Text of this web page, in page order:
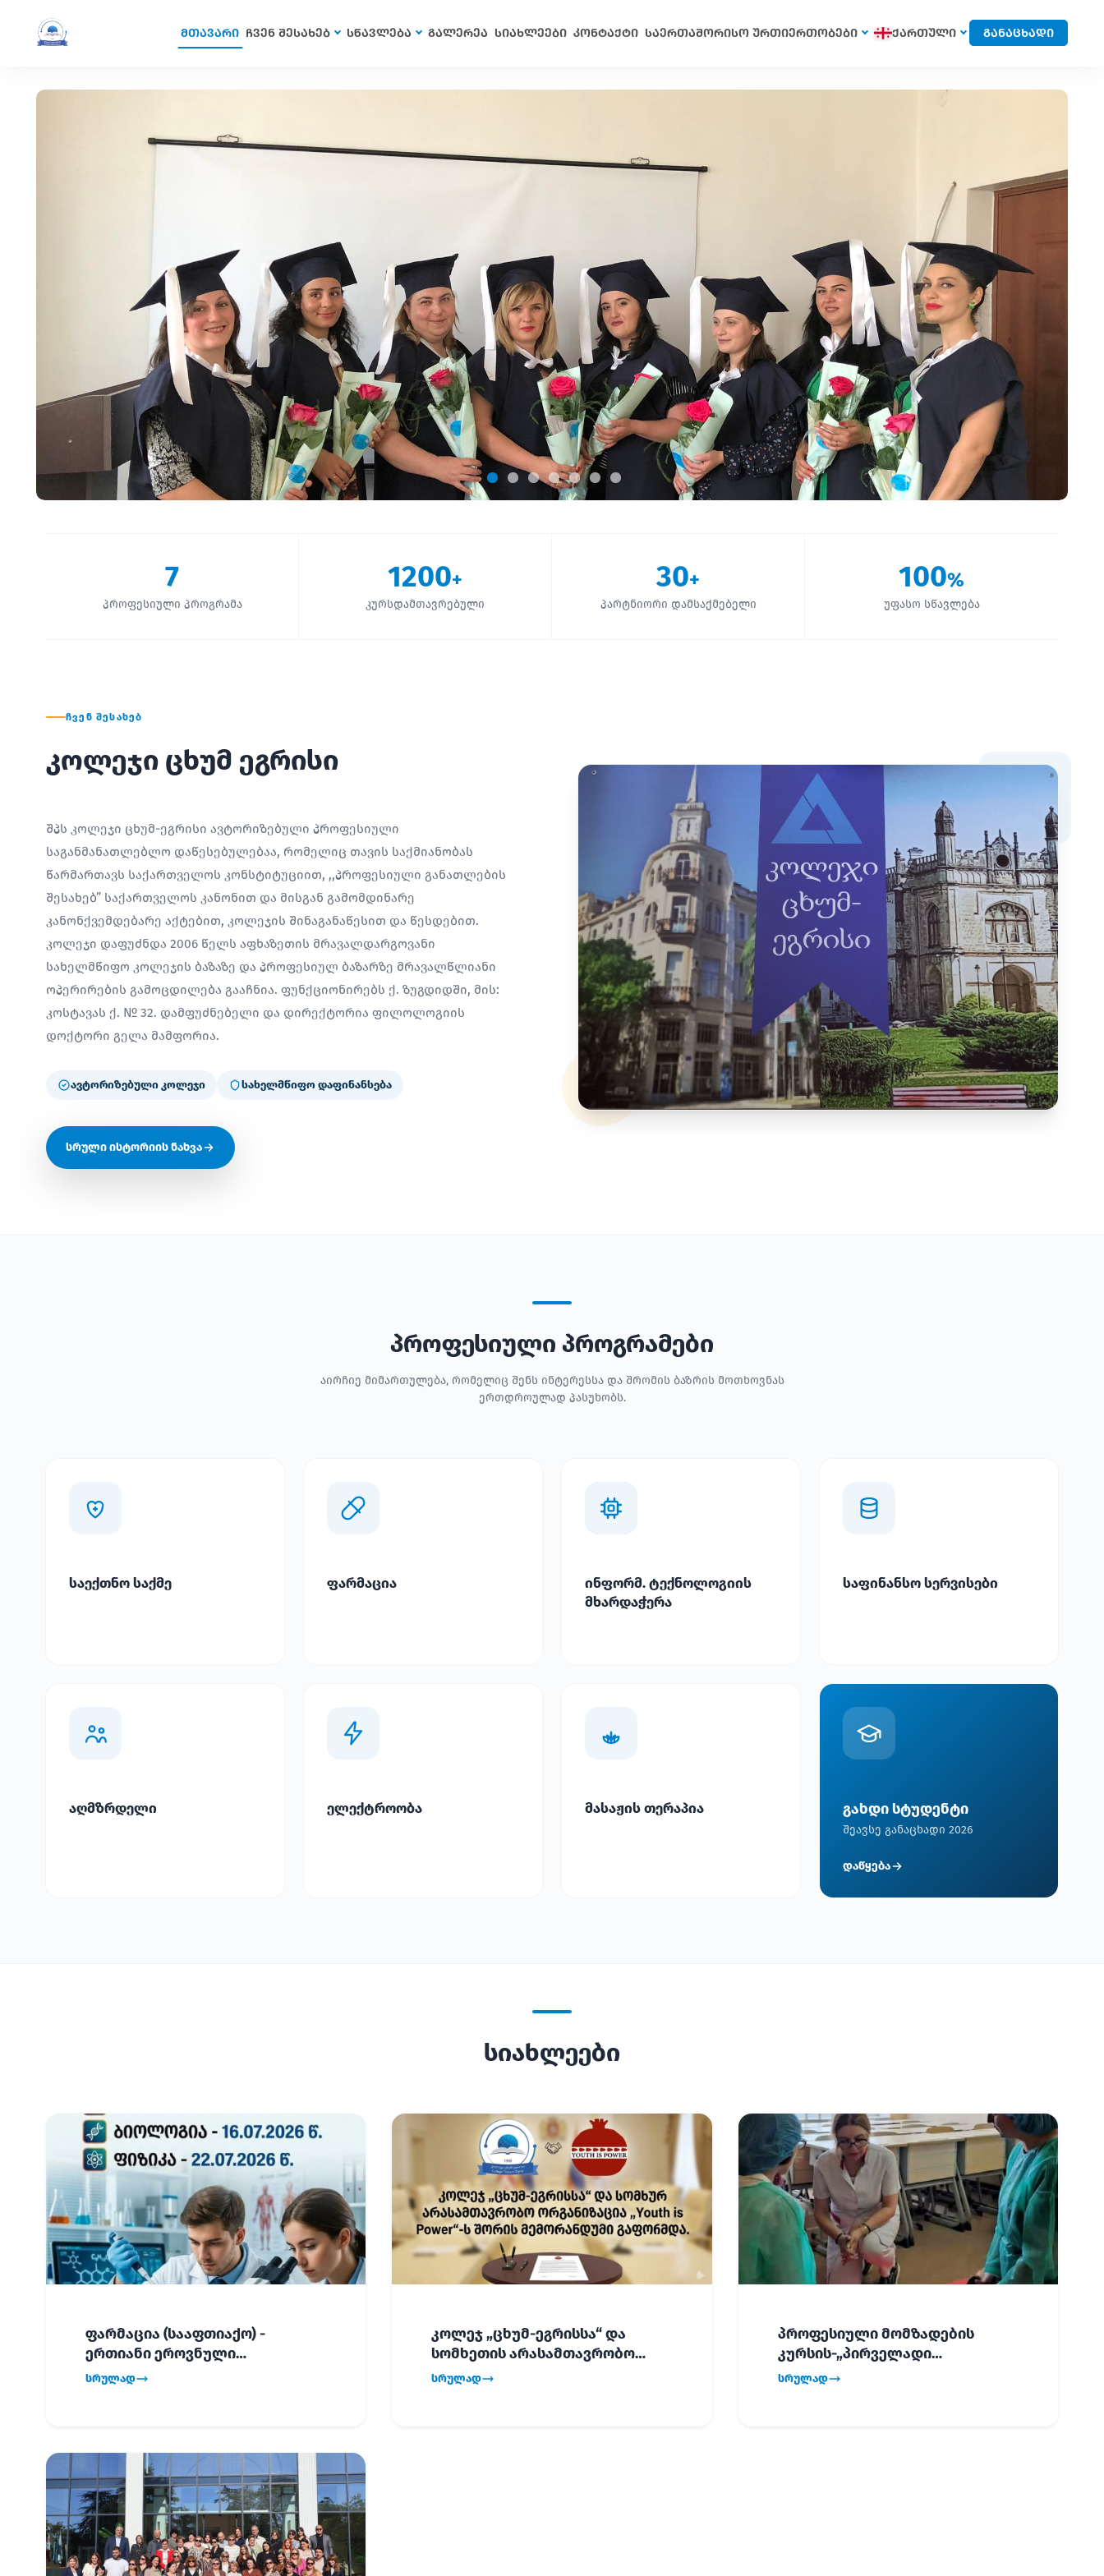
მთავარი ჩვენ შესახებ სწავლება გალერეა სიახლეები კონტაქტი საერთაშორისო ურთიერთობები ქართული განაცხადი
7
პროფესიული პროგრამა
1200+
კურსდამთავრებული
30+
პარტნიორი დამსაქმებელი
100%
უფასო სწავლება
ᲩᲕᲔᲜ ᲨᲔᲡᲐᲮᲔᲑ
კოლეჯი ცხუმ ეგრისი
შპს კოლეჯი ცხუმ-ეგრისი ავტორიზებული პროფესიული
საგანმანათლებლო დაწესებულებაა, რომელიც თავის საქმიანობას
წარმართავს საქართველოს კონსტიტუციით, ,,პროფესიული განათლების
შესახებ” საქართველოს კანონით და მისგან გამომდინარე
კანონქვემდებარე აქტებით, კოლეჯის შინაგანაწესით და წესდებით.
კოლეჯი დაფუძნდა 2006 წელს აფხაზეთის მრავალდარგოვანი
სახელმწიფო კოლეჯის ბაზაზე და პროფესიულ ბაზარზე მრავალწლიანი
ოპერირების გამოცდილება გააჩნია. ფუნქციონირებს ქ. ზუგდიდში, მის:
კოსტავას ქ. № 32. დამფუძნებელი და დირექტორია ფილოლოგიის
დოქტორი გელა მამფორია.
ავტორიზებული კოლეჯი სახელმწიფო დაფინანსება
სრული ისტორიის ნახვა
პროფესიული პროგრამები
აირჩიე მიმართულება, რომელიც შენს ინტერესსა და შრომის ბაზრის მოთხოვნას
ერთდროულად პასუხობს.
საექთნო საქმე ფარმაცია
ინფორმ. ტექნოლოგიის
მხარდაჭერა
საფინანსო სერვისები
აღმზრდელი ელექტროობა მასაჟის თერაპია გახდი სტუდენტი
შეავსე განაცხადი 2026
დაწყება
სიახლეები
ფარმაცია (სააფთიაქო) -
ერთიანი ეროვნული
გამოცდების განრიგი!
სრულად
კოლეჯ „ცხუმ-ეგრისსა“ და
სომხეთის არასამთავრობო
ორგანიზაცია „Youth is Power“-ს
სრულად
პროფესიული მომზადების
კურსის-„პირველადი
გადაუდებელი დახმარება“,
სრულად